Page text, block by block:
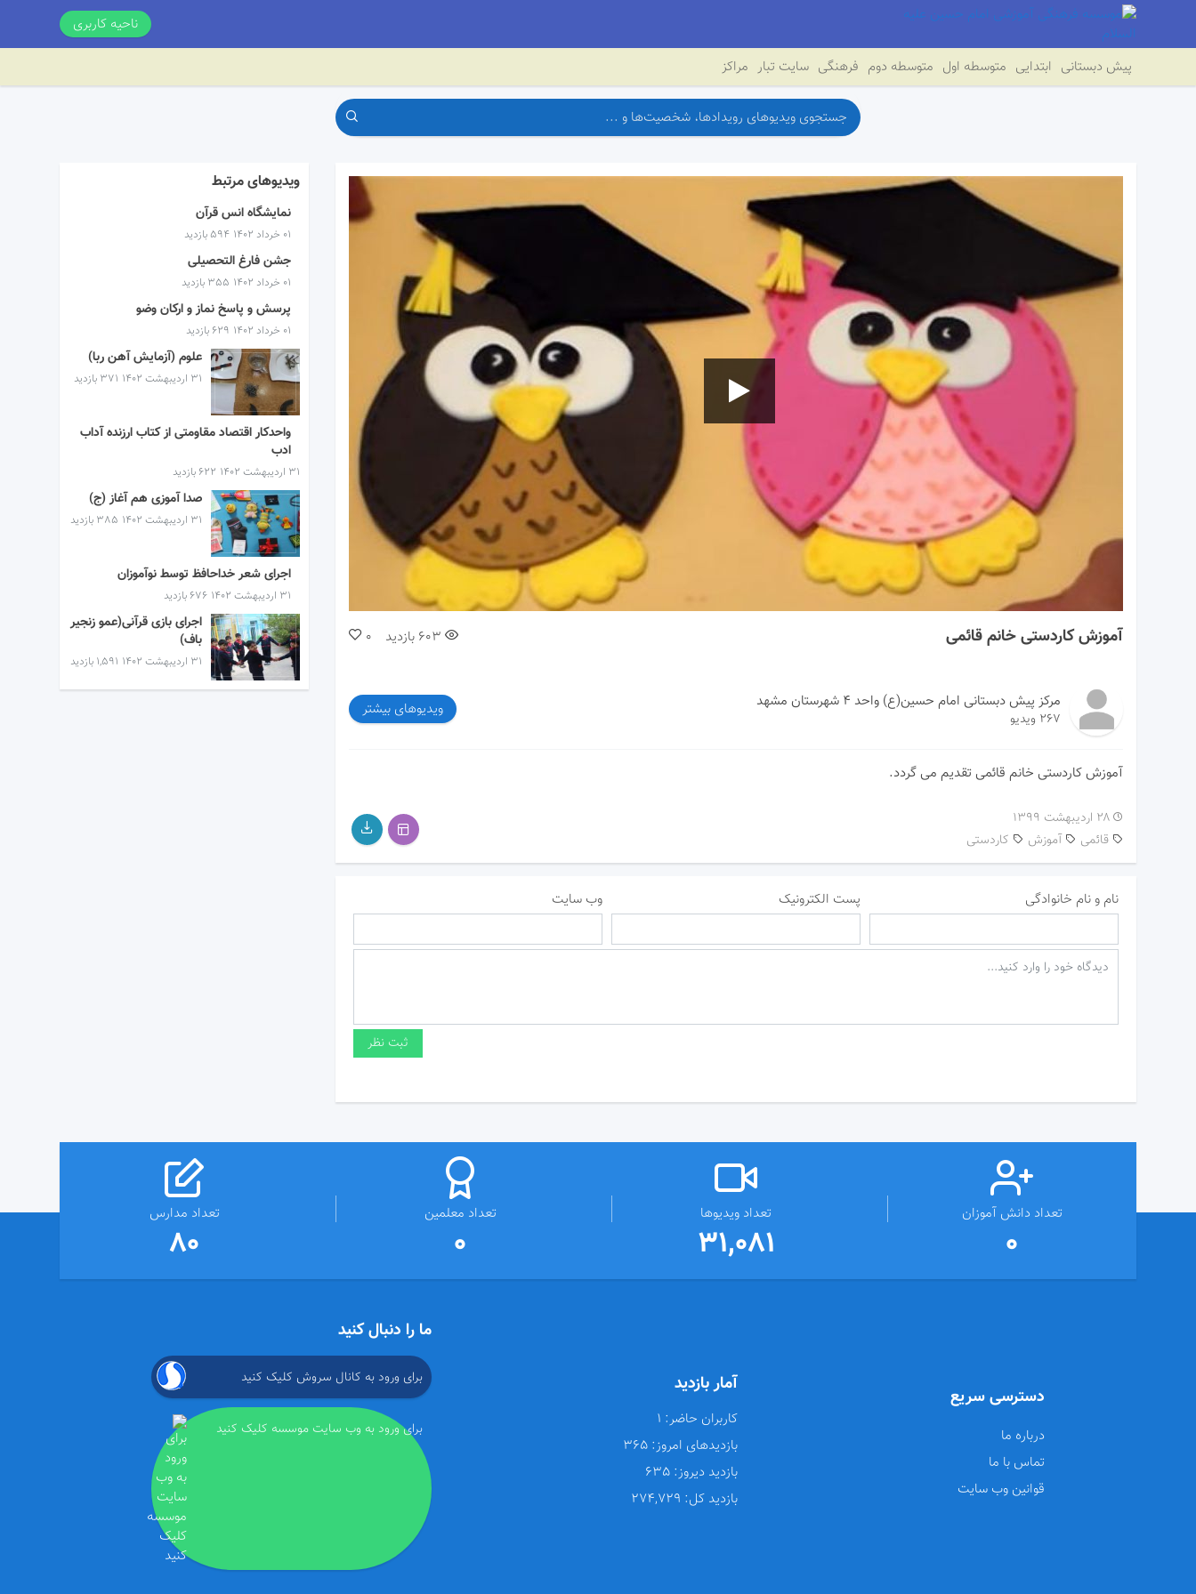
ناحیه کاربری
پیش دبستانی ابتدایی متوسطه اول متوسطه دوم فرهنگی سایت تبار مراکز
00:00 03:47
آموزش کاردستی خانم قائمی 0 603 بازدید
مرکز پیش دبستانی امام حسین(ع) واحد ۴ شهرستان مشهد
267 ویدیو ویدیوهای بیشتر
آموزش کاردستی خانم قائمی تقدیم می گردد.
۲۸ اردیبهشت ۱۳۹۹
آموزش
قائمی کاردستی
نام و نام خانوادگی پست الکترونیک وب سایت
ویدیوهای مرتبط
نمایشگاه انس قرآن
۰۱ خرداد ۱۴۰۲ 594 بازدید
جشن فارغ التحصیلی
۰۱ خرداد ۱۴۰۲ 355 بازدید
پرسش و پاسخ نماز و ارکان وضو
۰۱ خرداد ۱۴۰۲ 629 بازدید
علوم (آزمایش آهن ربا)
۳۱ اردیبهشت ۱۴۰۲ 371 بازدید
واحدکار اقتصاد مقاومتی از کتاب ارزنده آداب
ادب
۳۱ اردیبهشت ۱۴۰۲ 622 بازدید
صدا آموزی هم آغاز (ج)
۳۱ اردیبهشت ۱۴۰۲ 385 بازدید
اجرای شعر خداحافظ توسط نوآموزان
۳۱ اردیبهشت ۱۴۰۲ 676 بازدید
اجرای بازی قرآنی(عمو زنجیر
باف)
۳۱ اردیبهشت ۱۴۰۲ 1,591 بازدید
تعداد دانش آموزان
0
تعداد ویدیوها
31,081
تعداد معلمین
0
تعداد مدارس
80
دسترسی سریع
درباره ما
تماس با ما
قوانین وب سایت
آمار بازدید
کاربران حاضر:
بازدیدهای امروز:
بازدید دیروز:
بازدید کل:
ما را دنبال کنید
برای ورود به کانال سروش کلیک کنید
برای ورود به وب سایت موسسه کلیک کنید